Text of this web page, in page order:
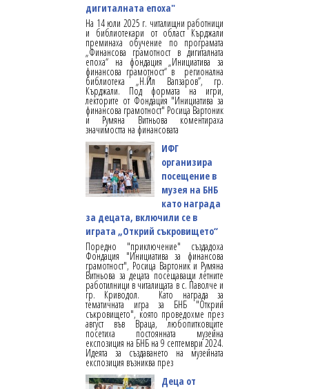
дигиталната епоха"
На 14 юли 2025 г. читалищни работници
и библиотекари от област Кърджали
преминаха обучение по програмата
„Финансова грамотност в дигиталната
епоха“ на фондация „Инициатива за
финансова грамотност“ в регионална
библиотека „Н.Йл Вапзаров”, гр.
Кърджали. Под формата на игри,
лекторите от Фондация "Инициатива за
финансова грамотност" Росица Вартоник
и Румяна Витньова коментираха
значимостта на финансовата
ИФГ
организира
посещение в
музея на БНБ
като награда
за децата, включили се в
играта „Открий съкровището“
Поредно "приключение" създадоха
Фондация "Инициатива за финансова
грамотност", Росица Вартоник и Румяна
Витньова за децата посещаващи летните
работилници в читалищата в с. Паволче и
гр. Криводол. Като награда за
тематичната игра за БНБ "Открий
съкровището", която проведохме през
август във Враца, любопитковците
посетиха постоянната музейна
експозиция на БНБ на 9 септември 2024.
Идеята за създаването на музейната
експозиция възниква през
Деца от